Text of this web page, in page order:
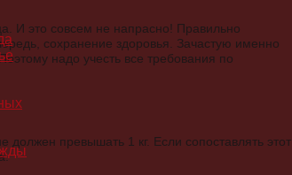
И это совсем не напрасно! Правильно
сохранение здоровья. Зачастую именно
надо учесть все требования по
превышать 1 кг. Если сопоставлять этот